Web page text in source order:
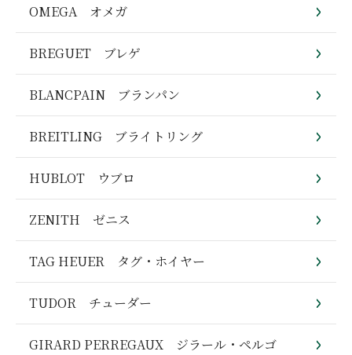
OMEGA オメガ
BREGUET ブレゲ
BLANCPAIN ブランパン
BREITLING ブライトリング
HUBLOT ウブロ
ZENITH ゼニス
TAG HEUER タグ・ホイヤー
TUDOR チューダー
GIRARD PERREGAUX ジラール・ペルゴ